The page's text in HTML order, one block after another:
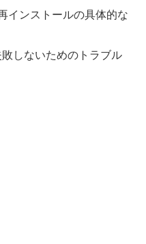
インストールの具体的な
しないためのトラブル